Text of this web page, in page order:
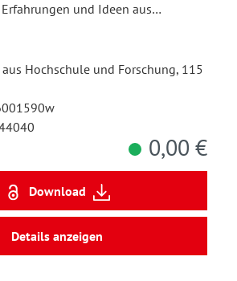
und Ideen aus…
Hochschule und Forschung, 115
0,00 €
Download
Details anzeigen